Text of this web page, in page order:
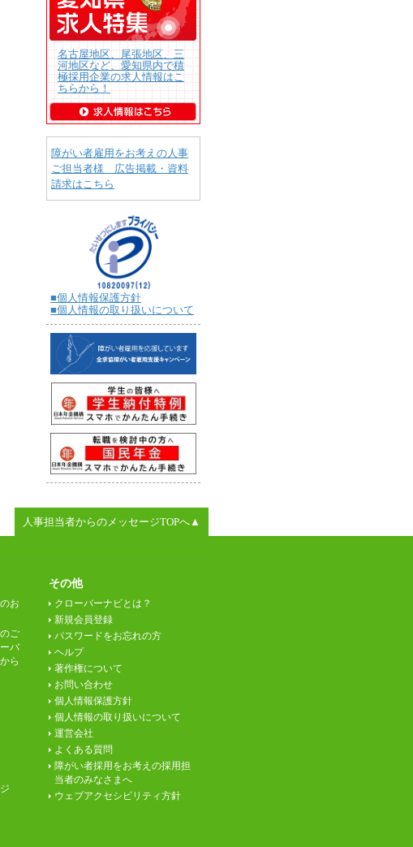
名古屋地区、尾張地区、三
河地区など、愛知県内で積
極採用企業の求人情報はこ
ちらから！
障がい者雇用をお考えの人事
ご担当者様 広告掲載・資料
請求はこちら
■個人情報保護方針
■個人情報の取り扱いについて
人事担当者からのメッセージTOPへ▲
お
ご
バ
ら
その他
クローバーナビとは？
新規会員登録
パスワードをお忘れの方
ヘルプ
著作権について
お問い合わせ
個人情報保護方針
個人情報の取り扱いについて
運営会社
よくある質問
障がい者採用をお考えの採用担
当者のみなさまへ
ウェブアクセシビリティ方針